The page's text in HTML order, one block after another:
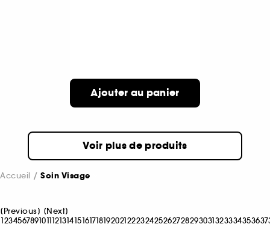
Ajouter au panier
Voir plus de produits
Accueil Soin Visage
[Previous] [Next]
12345678910111213141516171819202122232425262728293031323334353637